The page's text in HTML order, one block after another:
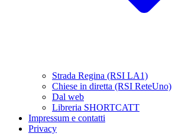
Strada Regina (RSI LA1)
Chiese in diretta (RSI ReteUno)
Dal web
Libreria SHORTCATT
Impressum e contatti
Privacy